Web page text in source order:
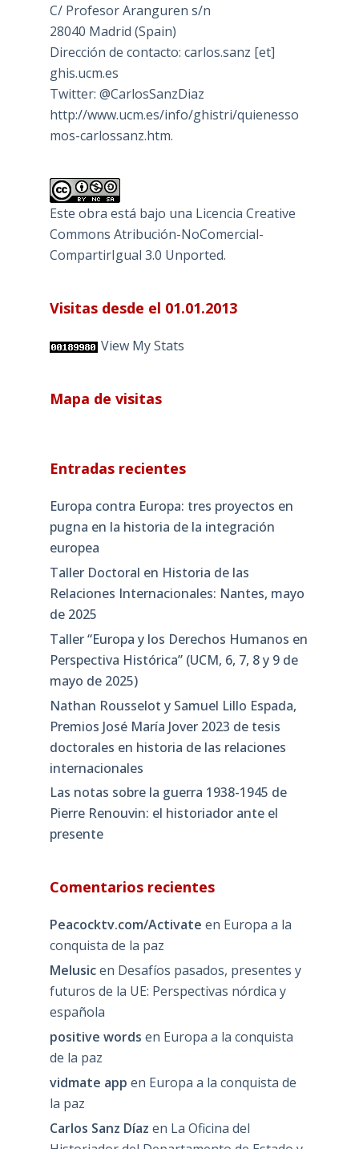
C/ Profesor Aranguren s/n
28040 Madrid (Spain)
Dirección de contacto: carlos.sanz [et]
ghis.ucm.es
Twitter: @CarlosSanzDiaz
http://www.ucm.es/info/ghistri/quienesso
mos-carlossanz.htm.
Este obra está bajo una Licencia Creative
Commons Atribución-NoComercial-
CompartirIgual 3.0 Unported.
Visitas desde el 01.01.2013
View My Stats
Mapa de visitas
Entradas recientes
Europa contra Europa: tres proyectos en
pugna en la historia de la integración
europea
Taller Doctoral en Historia de las
Relaciones Internacionales: Nantes, mayo
de 2025
Taller “Europa y los Derechos Humanos en
Perspectiva Histórica” (UCM, 6, 7, 8 y 9 de
mayo de 2025)
Nathan Rousselot y Samuel Lillo Espada,
Premios José María Jover 2023 de tesis
doctorales en historia de las relaciones
internacionales
Las notas sobre la guerra 1938-1945 de
Pierre Renouvin: el historiador ante el
presente
Comentarios recientes
Peacocktv.com/Activate en Europa a la
conquista de la paz
Melusicen Desafíos pasados, presentes y
futuros de la UE: Perspectivas nórdica y
española
positive words en Europa a la conquista
de la paz
vidmate app en Europa a la conquista de
la paz
Carlos Sanz Díaz en La Oficina del